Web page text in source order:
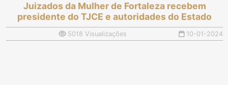
Juizados da Mulher de Fortaleza recebem
presidente do TJCE e autoridades do Estado
5018 Visualizações 10-01-2024